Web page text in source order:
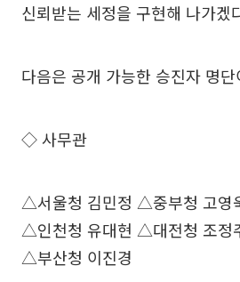
신뢰받는 세정을 구현해 나가겠
다음은 공개 가능한 승진자 명단
◇ 사무관
△서울청 김민정 △중부청 고영
△인천청 유대현 △대전청 조정
△부산청 이진경